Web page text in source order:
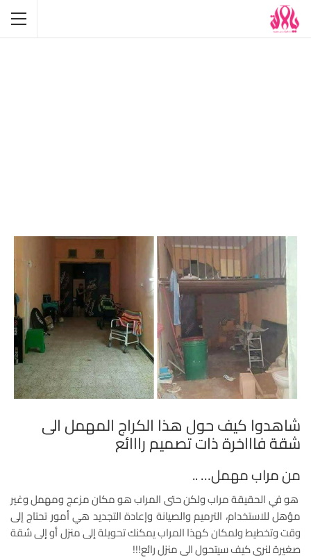
شاهدوا كيف حول هذا الكراج المهمل الى
شقة فاااخرة ذات تصميم رااائع
من مراب مهمل… ..
هو في الحقيقة مراب ولكن حتى المراب هو مكان مزعج ومهمل وغير
مؤهل للاستخدام، الترميم والصيانة وإعادة التجديد هي أمور تحتاج إلى
وقت وتخطيط ولمكان كهذا المراب يمكنك تحويلة إلى منزل أو إلى شقة
صغيرة لنرى كيف سيتحول الى منزل رائع!!!